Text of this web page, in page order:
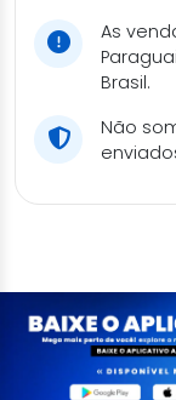
As
Brasil.
Não